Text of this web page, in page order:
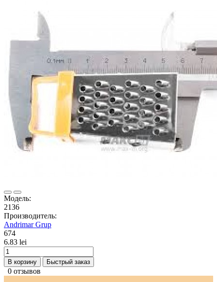
Модель:
2136
Производитель:
Andrimar Grup
674
6.83 lei
В корзину Быстрый заказ
0 отзывов